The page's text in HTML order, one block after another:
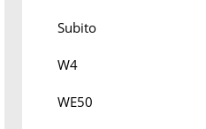
Subito
W4
WE50